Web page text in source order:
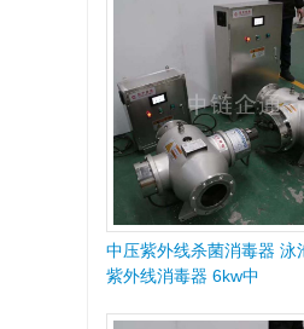
中压紫外线杀菌消毒器 泳
紫外线消毒器 6kw中